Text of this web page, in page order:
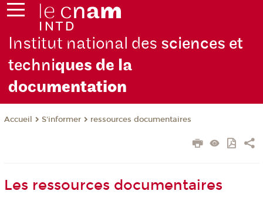
Institut national des sciences et
techniques de la
documentation
Accueil S'informer ressources documentaires
Les ressources documentaires